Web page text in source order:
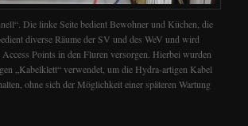
Die linke Seite bedient Bewohner und Küchen, die
diverse Räume der SV und des WeV und wird
Points in den Fluren versorgen. Hierbei wurden
„Kabelklett“ verwendet, um die Hydra-artigen Kabel
ohne sich der Möglichkeit einer späteren Wartung